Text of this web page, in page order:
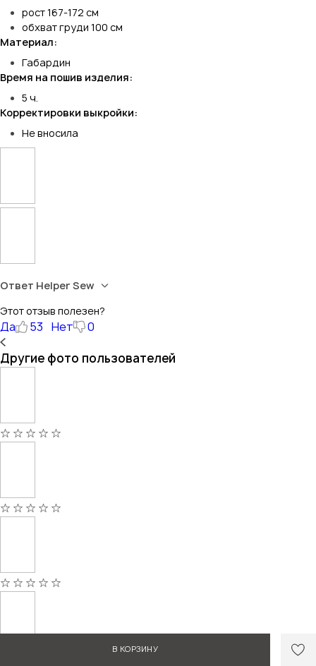
В КОРЗИНУ
рост 167-172 см
обхват груди 100 см
Материал:
Габардин
Время на пошив изделия:
5 ч.
Корректировки выкройки:
Не вносила
Ответ Helper Sew
Этот отзыв полезен?
Да 53 Нет 0
Другие фото пользователей